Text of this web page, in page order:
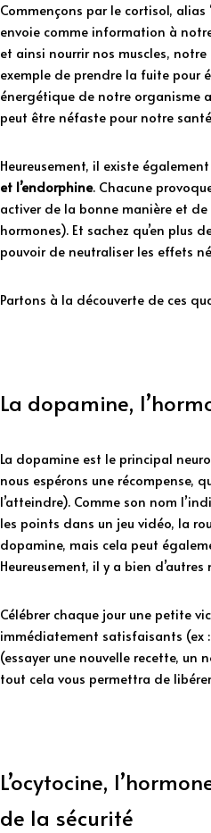
Commençons par le cortisol,
envoie comme information à
et ainsi nourrir nos muscles,
exemple de prendre la fuite pour
énergétique de notre organisme
peut être néfaste pour notre
Heureusement, il existe
et l’endorphine. Chacune
activer de la bonne manière et
hormones). Et sachez qu’en plus
pouvoir de neutraliser les effets
Partons à la découverte de ces
La dopamine,
La dopamine est le principal
nous espérons une récompense,
l’atteindre). Comme son nom
les points dans un jeu vidéo, la
dopamine, mais cela peut
Heureusement, il y a bien
Célébrer chaque jour une petite
immédiatement satisfaisants (ex
(essayer une nouvelle recette,
tout cela vous permettra de
L’ocytocine,
de la sécurité